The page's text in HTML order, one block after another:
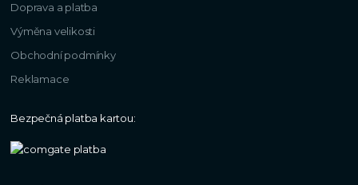
Doprava a platba
Výměna velikosti
Obchodní podmínky
Reklamace
Bezpečná platba kartou: